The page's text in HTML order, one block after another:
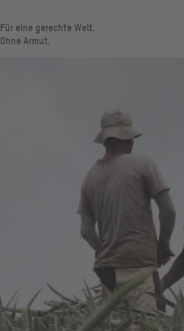
Für eine gerechte Welt.
Ohne Armut.